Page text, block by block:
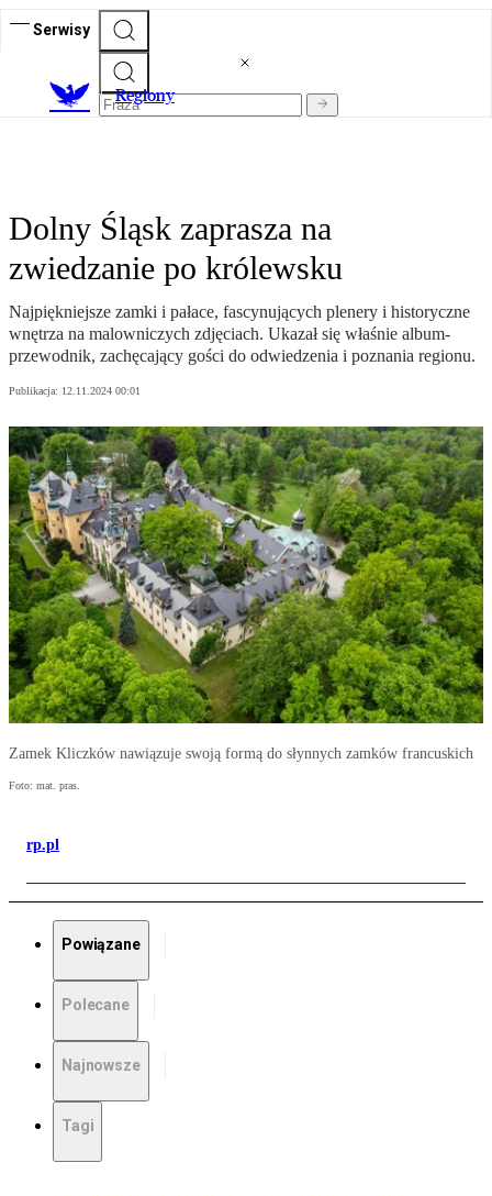
Serwisy
Regiony
Dolny Śląsk zaprasza na
zwiedzanie po królewsku
Najpiękniejsze zamki i pałace, fascynujących plenery i historyczne
wnętrza na malowniczych zdjęciach. Ukazał się właśnie album-
przewodnik, zachęcający gości do odwiedzenia i poznania regionu.
Publikacja: 12.11.2024 00:01
Zamek Kliczków nawiązuje swoją formą do słynnych zamków francuskich
Foto: mat. pras.
rp.pl
Powiązane
Polecane
Najnowsze
Tagi